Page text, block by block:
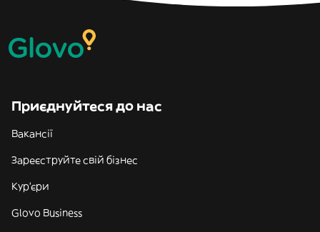
Приєднуйтеся до нас
Вакансії
Зареєструйте свій бізнес
Кур'єри
Glovo Business